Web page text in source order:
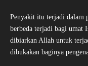
Penyakit itu terjadi dalam
berbeda terjadi bagi umat
dibiarkan Allah untuk
dibukakan baginya